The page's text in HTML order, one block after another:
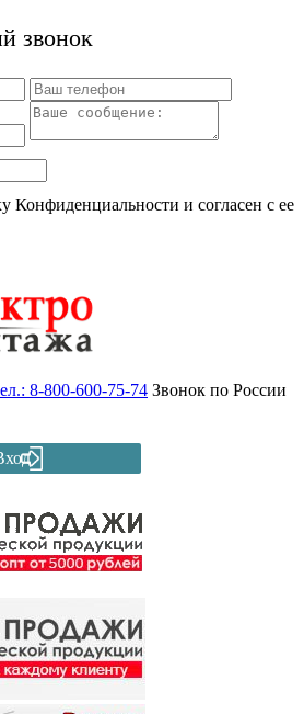
звонок
Конфиденциальности и согласен с ее
8-800-600-75-74 Звонок по России